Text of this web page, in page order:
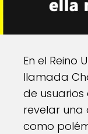
En el Reino
llamada
de usuarios
revelar una
como